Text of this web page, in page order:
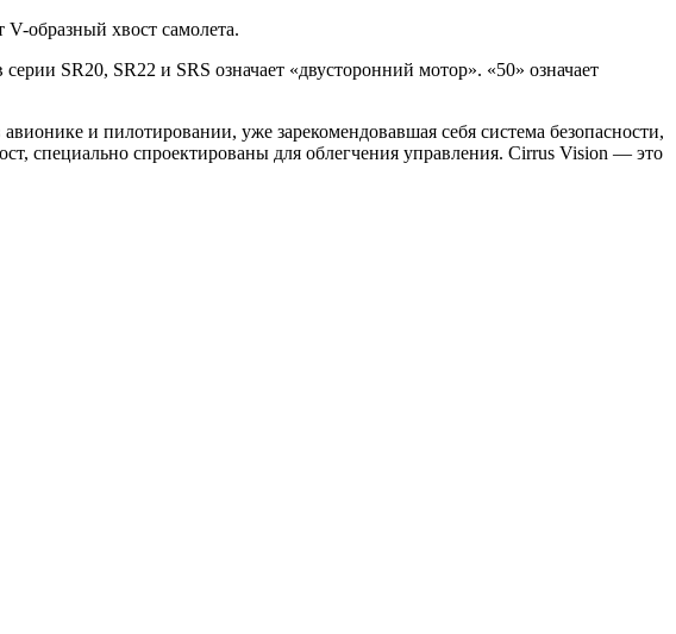
образный хвост самолета.
SR20, SR22 и SRS означает «двусторонний мотор». «50» означает
и пилотировании, уже зарекомендовавшая себя система безопасности,
специально спроектированы для облегчения управления. Cirrus Vision — это